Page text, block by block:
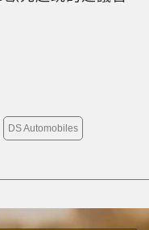
DS Automobiles